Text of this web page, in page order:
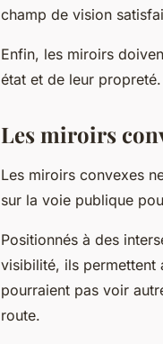
champ de vision
Enfin, les miroirs
état et de leur propreté.
Les miroirs
Les miroirs convexes
sur la voie publique
Positionnés à des
visibilité, ils permettent
pourraient pas voir
route.